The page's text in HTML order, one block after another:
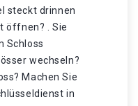
steckt drinnen
öffnen? . Sie
Schloss
wechseln?
Machen Sie
in